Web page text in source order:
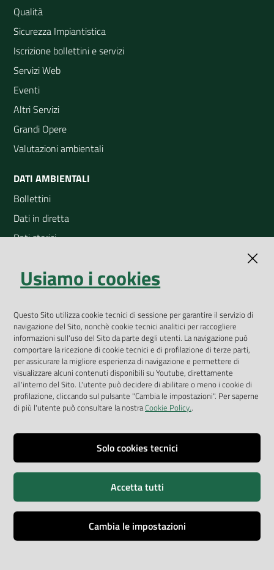
Qualità
Sicurezza Impiantistica
Iscrizione bollettini e servizi
Servizi Web
Eventi
Altri Servizi
Grandi Opere
Valutazioni ambientali
DATI AMBIENTALI
Bollettini
Dati in diretta
Dati storici
Open Data
App Arpav
Rapporti regionali annuali
Le Infografiche
Dispenser dati
Vai alla pagina
Privacy
Accessibilità
Credits
Usiamo i cookies
Questo Sito utilizza cookie tecnici di sessione per garantire il servizio di
navigazione del Sito, nonchè cookie tecnici analitici per raccogliere
informazioni sull'uso del Sito da parte degli utenti. La navigazione può
comportare la ricezione di cookie tecnici e di profilazione di terze parti,
per assicurare la migliore esperienza di navigazione e permettere di
visualizzare alcuni contenuti disponibili su Youtube, direttamente
all'interno del Sito. L'utente può decidere di abilitare o meno i cookie di
profilazione, cliccando sul pulsante "Cambia le impostazioni". Per saperne
di più l'utente può consultare la nostraCookie Policy..
Solo cookies tecnici
Accetta tutti
Cambia le impostazioni